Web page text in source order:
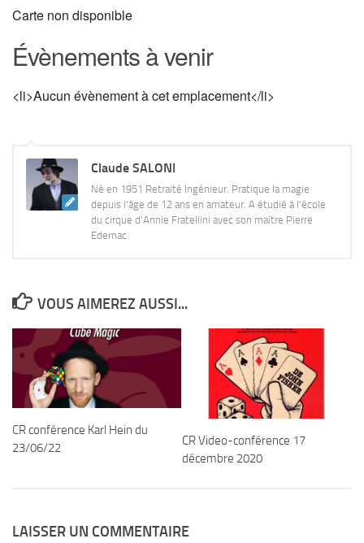
Carte non disponible
Évènements à venir
<li>Aucun évènement à cet emplacement</li>
Claude SALONI
Né en 1951 Retraité Ingénieur. Pratique la magie
depuis l'âge de 12 ans en amateur. A étudié à l'école
du cirque d'Annie Fratellini avec son maître Pierre
Edernac.
VOUS AIMEREZ AUSSI...
CR conférence Karl Hein du
23/06/22
CR Video-conférence 17
décembre 2020
LAISSER UN COMMENTAIRE